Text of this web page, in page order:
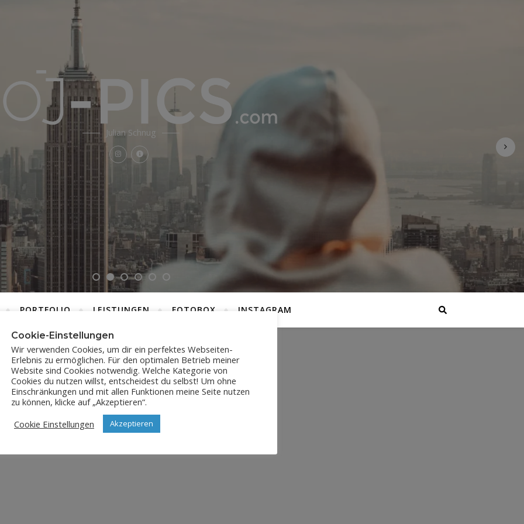
Julian Schnug
PORTFOLIO LEISTUNGEN FOTOBOX INSTAGRAM
DSC_1806
2. März 2019
Cookie-Einstellungen
Wir verwenden Cookies, um dir ein perfektes Webseiten-
Erlebnis zu ermöglichen. Für den optimalen Betrieb meiner
Website sind Cookies notwendig. Welche Kategorie von
Cookies du nutzen willst, entscheidest du selbst! Um ohne
Einschränkungen und mit allen Funktionen meine Seite nutzen
zu können, klicke auf „Akzeptieren“.
Cookie Einstellungen
Akzeptieren